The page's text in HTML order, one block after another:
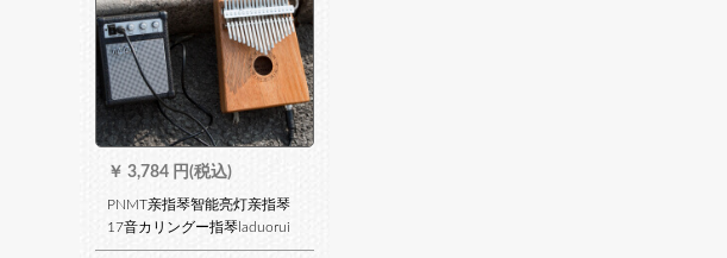
￥ 3,784 円(税込)
PNMT亲指琴智能亮灯亲指琴
17音カリングー指琴laduorui
啦ドラックピアノ30首の电气